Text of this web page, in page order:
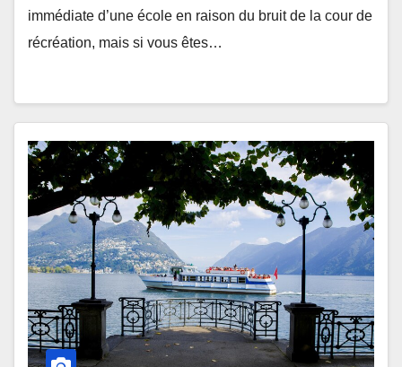
immédiate d’une école en raison du bruit de la cour de
récréation, mais si vous êtes…